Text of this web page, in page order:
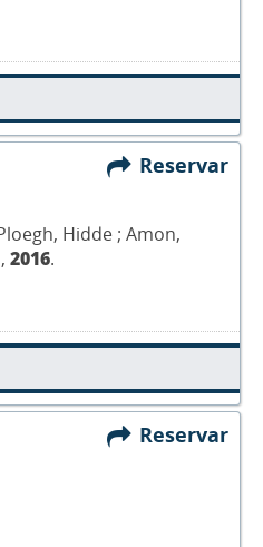
Reservar
Hidde ; Amon,
2016.
Reservar